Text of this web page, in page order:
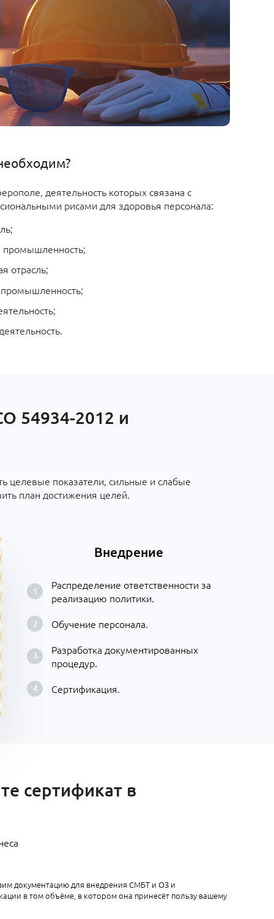
деятельность которых связана с
рисами для здоровья персонала:
отрасль;
54934-2012 и
целевые показатели, сильные и слабые
план достижения целей.
Внедрение
Распределение ответственности за
реализацию политики.
Обучение персонала.
Разработка документированных
процедур.
Сертификация.
сертификат в
документацию для внедрения СМБТ и ОЗ и
в том объёме, в котором она принесёт пользу вашему